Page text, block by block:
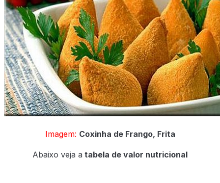
Imagem: Coxinha de Frango, Frita
Abaixo veja a tabela de valor nutricional